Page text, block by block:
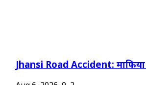
Jhansi Road Accident: